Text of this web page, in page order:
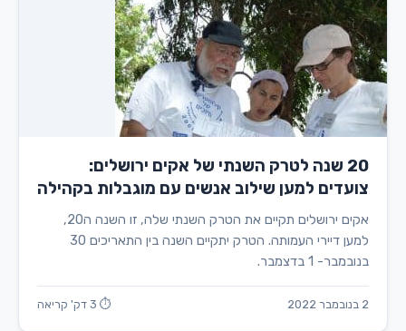
20 שנה לטרק השנתי של אקים ירושלים:
צועדים למען שילוב אנשים עם מוגבלות בקהילה
אקים ירושלים תקיים את הטרק השנתי שלה, זו השנה ה20,
למען דיירי העמותה. הטרק יתקיים השנה בין התאריכים 30
בנובמבר- 1 בדצמבר.
2 בנובמבר 2022 ⏱ 3 דק' קריאה